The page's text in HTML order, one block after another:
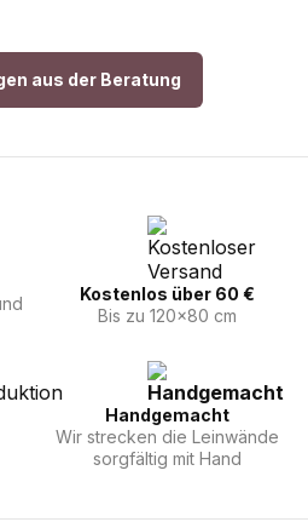
aus der Beratung
Kostenlos über 60 €
Bis zu 120x80 cm
Handgemacht
Wir strecken die Leinwände
sorgfältig mit Hand